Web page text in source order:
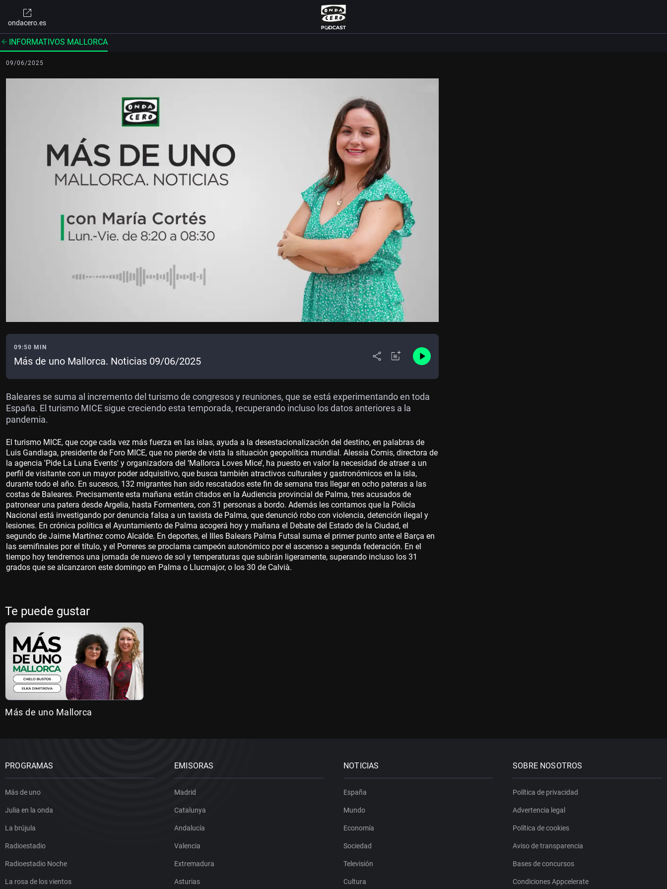
ondacero.es
INFORMATIVOS MALLORCA
09/06/2025
09:50 MIN
Más de uno Mallorca. Noticias 09/06/2025
Baleares se suma al incremento del turismo de congresos y reuniones, que se está experimentando en toda
España. El turismo MICE sigue creciendo esta temporada, recuperando incluso los datos anteriores a la
pandemia.
El turismo MICE, que coge cada vez más fuerza en las islas, ayuda a la desestacionalización del destino, en palabras de
Luis Gandiaga, presidente de Foro MICE, que no pierde de vista la situación geopolítica mundial. Alessia Comis, directora de
la agencia 'Pide La Luna Events' y organizadora del ‘Mallorca Loves Mice’, ha puesto en valor la necesidad de atraer a un
perfil de visitante con un mayor poder adquisitivo, que busca también atractivos culturales y gastronómicos en la isla,
durante todo el año. En sucesos, 132 migrantes han sido rescatados este fin de semana tras llegar en ocho pateras a las
costas de Baleares. Precisamente esta mañana están citados en la Audiencia provincial de Palma, tres acusados de
patronear una patera desde Argelia, hasta Formentera, con 31 personas a bordo. Además les contamos que la Policía
Nacional está investigando por denuncia falsa a un taxista de Palma, que denunció robo con violencia, detención ilegal y
lesiones. En crónica política el Ayuntamiento de Palma acogerá hoy y mañana el Debate del Estado de la Ciudad, el
segundo de Jaime Martínez como Alcalde. En deportes, el Illes Balears Palma Futsal suma el primer punto ante el Barça en
las semifinales por el título, y el Porreres se proclama campeón autonómico por el ascenso a segunda federación. En el
tiempo hoy tendremos una jornada de nuevo de sol y temperaturas que subirán ligeramente, superando incluso los 31
grados que se alcanzaron este domingo en Palma o Llucmajor, o los 30 de Calvià.
Te puede gustar
Más de uno Mallorca
PROGRAMAS
Más de uno
Julia en la onda
La brújula
Radioestadio
Radioestadio Noche
La rosa de los vientos
EMISORAS
Madrid
Catalunya
Andalucía
Valencia
Extremadura
Asturias
NOTICIAS
España
Mundo
Economía
Sociedad
Televisión
Cultura
SOBRE NOSOTROS
Política de privacidad
Advertencia legal
Política de cookies
Aviso de transparencia
Bases de concursos
Condiciones Appcelerate